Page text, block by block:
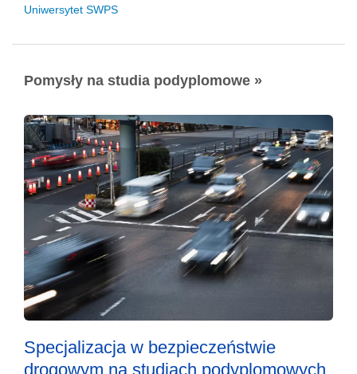
Uniwersytet SWPS
Pomysły na studia podyplomowe »
Specjalizacja w bezpieczeństwie
drogowym na studiach podyplomowych